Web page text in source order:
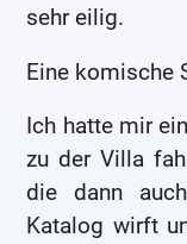
sehr eilig.
Eine komische
Ich hatte mir
zu der Villa
die dann
Katalog wirft